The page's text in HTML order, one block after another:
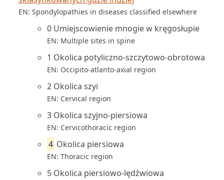
EN: Spondylopathies in diseases classified elsewhere
0 Umiejscowienie mnogie w kręgosłupie
EN: Multiple sites in spine
1 Okolica potyliczno-szczytowo-obrotowa
EN: Occipito-atlanto-axial region
2 Okolica szyi
EN: Cervical region
3 Okolica szyjno-piersiowa
EN: Cervicothoracic region
4 Okolica piersiowa
EN: Thoracic region
5 Okolica piersiowo-lędźwiowa